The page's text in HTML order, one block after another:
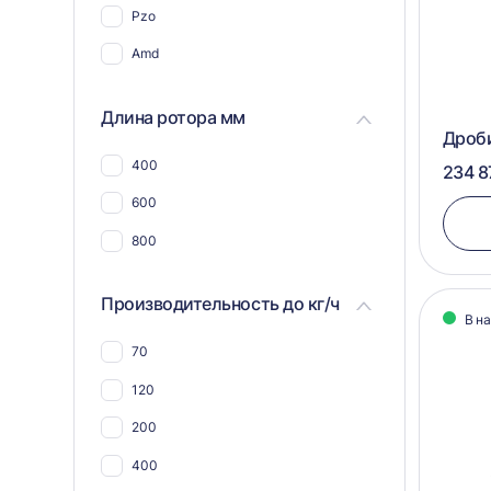
пластмассы
Для пнд
Для угля
Для арболита
Pzo
Amd
Длина ротора мм
400
600
800
Производительность до кг/ч
70
120
200
400
234
В